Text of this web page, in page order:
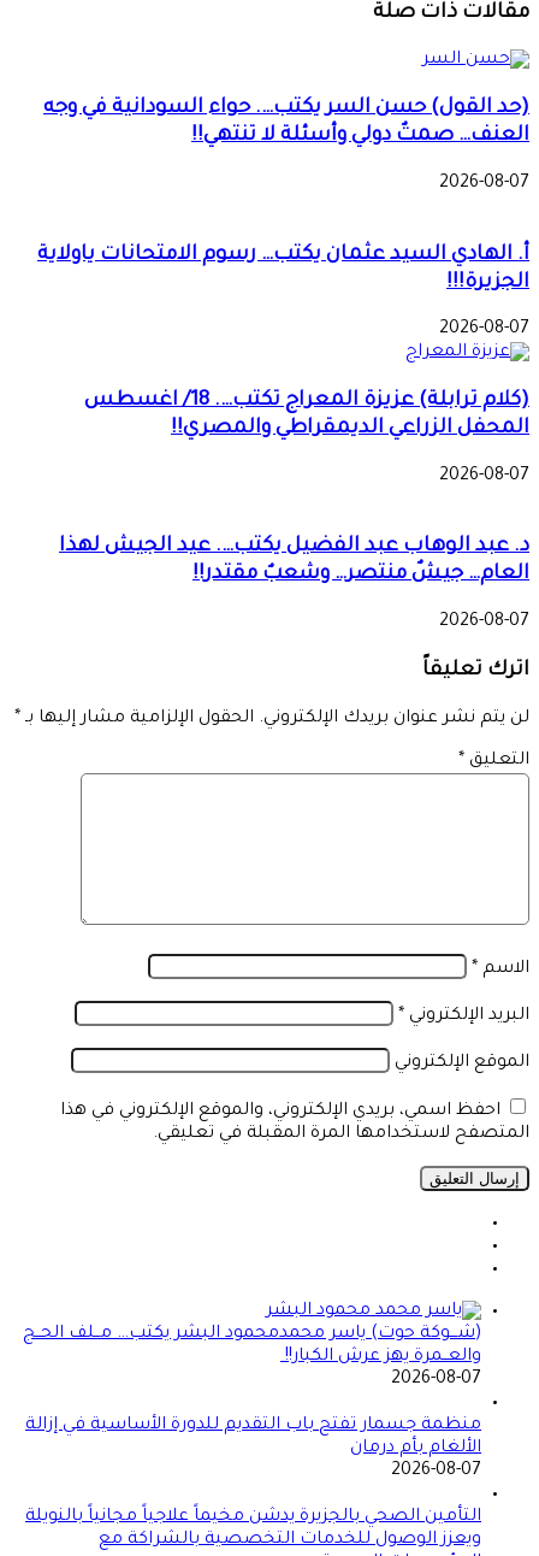
مقالات ذات صلة
(حد القول) حسن السر يكتب…. حواء السودانية في وجه
العنف… صمتٌ دولي وأسئلة لا تنتهي!!
2026-08-07
أ. الهادي السيد عثمان يكتب… رسوم الامتحانات ياولاية
الجزيرة!!!
2026-08-07
(كلام ترابلة) عزيزة المعراج تكتب…. 18/ اغسطس
المحفل الزراعي الديمقراطي والمصري!!
2026-08-07
د. عبد الوهاب عبد الفضيل يكتب…. عيد الجيش لهذا
العام… جيشٌ منتصر… وشعبٌ مقتدر!!
2026-08-07
اترك تعليقاً
لن يتم نشر عنوان بريدك الإلكتروني. الحقول الإلزامية مشار إليها بـ *
التعليق *
الاسم *
البريد الإلكتروني *
الموقع الإلكتروني
احفظ اسمي، بريدي الإلكتروني، والموقع الإلكتروني في هذا
المتصفح لاستخدامها المرة المقبلة في تعليقي.
(شـــوكة حوت) ياسر محمدمحمود البشر يكتب… مــلف الحــج
والعــمرة يهز عرش الكبار!!
2026-08-07
منظمة جسمار تفتح باب التقديم للدورة الأساسية في إزالة
الألغام بأم درمان
2026-08-07
التأمين الصحي بالجزيرة يدشن مخيماً علاجياً مجانياً بالنويلة
ويعزز الوصول للخدمات التخصصية بالشراكة مع